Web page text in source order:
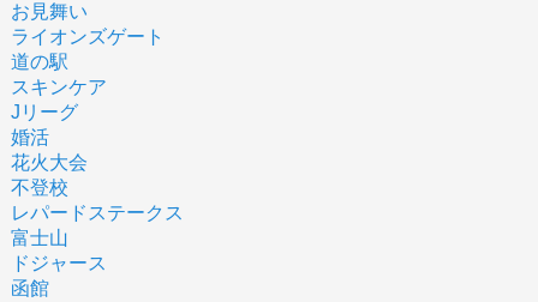
お見舞い
ライオンズゲート
道の駅
スキンケア
Jリーグ
婚活
花火大会
不登校
レパードステークス
富士山
ドジャース
函館